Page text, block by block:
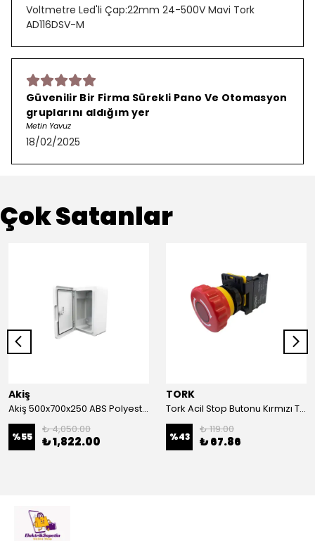
Voltmetre Led'li Çap:22mm 24-500V Mavi Tork
AD116DSV-M
Güvenilir Bir Firma Sürekli Pano Ve Otomasyon
gruplarını aldığım yer
Metin Yavuz
18/02/2025
Çok Satanlar
Akiş
Akiş 500x700x250 ABS Polyester Pano | Duvar Pano | Plastik Elektrik Panosu
%55
₺ 4,050.00
₺ 1,822.00
TORK
Tork Acil Stop Butonu Kırmızı TRK-A3-01ZS Acil Durum Butonu | Kırmızı Mantar Tipi NC1
%43
₺ 119.00
₺ 67.86